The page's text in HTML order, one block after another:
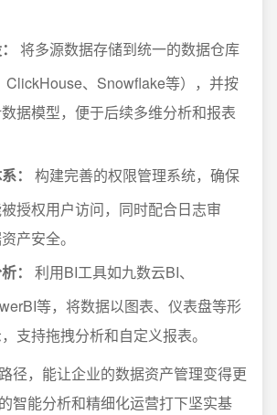
将多源数据存储到统一的数据仓库
ClickHouse、Snowflake等），并按
据模型，便于后续多维分析和报表
：
构建完善的权限管理系统，确保
授权用户访问，同时配合日志审
产安全。
：
利用BI工具如九数云BI、
等，将数据以图表、仪表盘等形
支持拖拽分析和自定义报表。
径，能让企业的数据资产管理变得更
智能分析和精细化运营打下坚实基